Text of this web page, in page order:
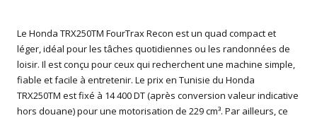
Le Honda TRX250TM FourTrax Recon est un quad compact et
léger, idéal pour les tâches quotidiennes ou les randonnées de
loisir. Il est conçu pour ceux qui recherchent une machine simple,
fiable et facile à entretenir. Le prix en Tunisie du Honda
TRX250TM est fixé à 14 400 DT (après conversion valeur indicative
hors douane) pour une motorisation de 229 cm³. Par ailleurs, ce